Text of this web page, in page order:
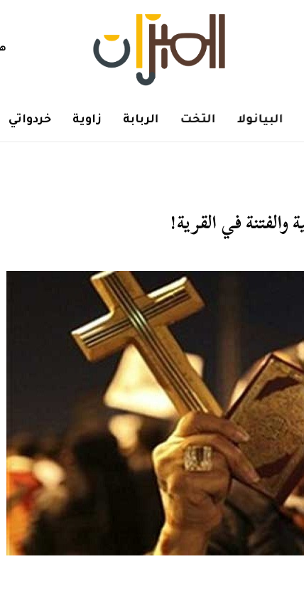
البيانولا التخت الربابة زاوية خردواتي
في القرية!